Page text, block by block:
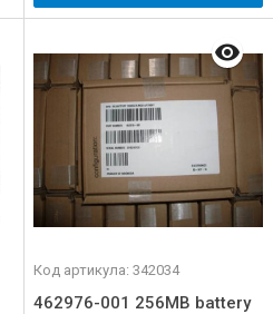
Код артикула: 342034
462976-001 256MB battery